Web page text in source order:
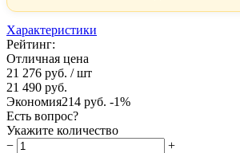
Характеристики
Рейтинг:
Отличная цена
21 276 руб. / шт
21 490 руб.
Экономия214 руб. -1%
Есть вопрос?
Укажите количество
−
+